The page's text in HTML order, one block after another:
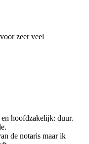
zeer veel
hoofdzakelijk: duur.
de notaris maar ik